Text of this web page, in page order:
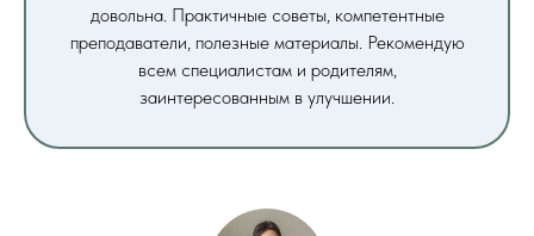
довольна. Практичные советы, компетентные
преподаватели, полезные материалы. Рекомендую
всем специалистам и родителям,
заинтересованным в улучшении.